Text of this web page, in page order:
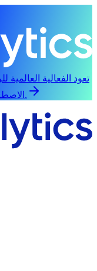
تعود الفعالية العالمية
الاصطناعي في 13 سبتمبر، حضورياً وعبر الإنترنت.